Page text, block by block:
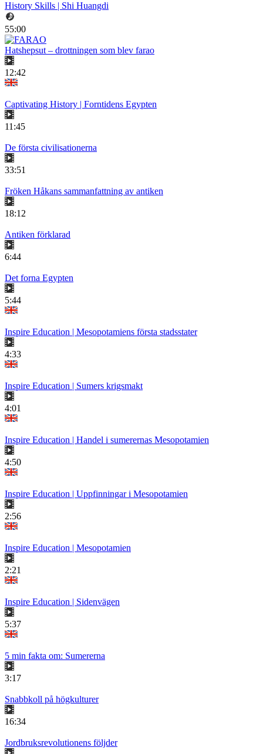
History Skills | Shi Huangdi
55:00
Hatshepsut – drottningen som blev farao
12:42
Captivating History | Forntidens Egypten
11:45
De första civilisationerna
33:51
Fröken Håkans sammanfattning av antiken
18:12
Antiken förklarad
6:44
Det forna Egypten
5:44
Inspire Education | Mesopotamiens första stadsstater
4:33
Inspire Education | Sumers krigsmakt
4:01
Inspire Education | Handel i sumerernas Mesopotamien
4:50
Inspire Education | Uppfinningar i Mesopotamien
2:56
Inspire Education | Mesopotamien
2:21
Inspire Education | Sidenvägen
5:37
5 min fakta om: Sumererna
3:17
Snabbkoll på högkulturer
16:34
Jordbruksrevolutionens följder